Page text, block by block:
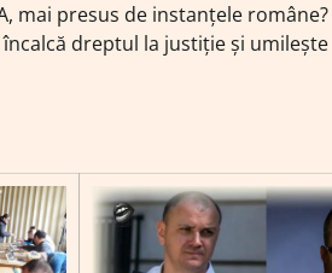
mai presus de instanțele
încalcă dreptul la justiție și